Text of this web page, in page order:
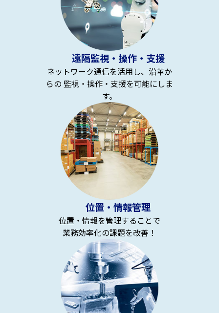
遠隔監視・操作・支援
ネットワーク通信を活用し、沿革か
らの 監視・操作・支援を可能にしま
す。
位置・情報管理
位置・情報を管理することで
業務効率化の課題を改善！